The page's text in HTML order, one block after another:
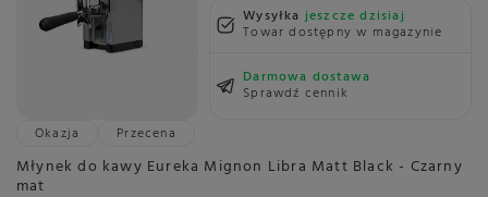
Wysyłkajeszcze dzisiaj
Towar dostępny w magazynie
Darmowa dostawa
Sprawdź cennik
Okazja
Przecena
Młynek do kawy Eureka Mignon Libra Matt Black - Czarny
mat